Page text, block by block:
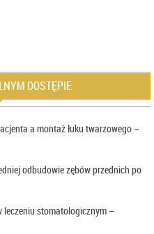
DOSTĘPIE
a montaż łuku twarzowego –
odbudowie zębów przednich po
leczeniu stomatologicznym –